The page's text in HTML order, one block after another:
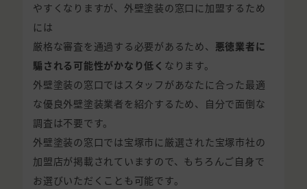
やすくなりますが、外壁塗装の窓口に加盟するため
には
厳格な審査を通過する必要があるため、 悪徳業者に
騙される可能性がかなり低く なります。
外壁塗装の窓口ではスタッフがあなたに合った最適
な優良外壁塗装業者を紹介するため、自分で面倒な
調査は不要です。
外壁塗装の窓口では宝塚市に厳選された宝塚市社の
加盟店が掲載されていますので、もちろんご自身で
お選びいただくことも可能です。